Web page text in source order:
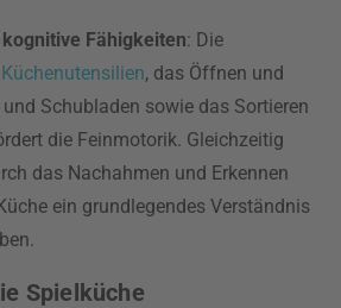
Fähigkeiten: Die
Küchenutensilien, das Öffnen und
Schubladen sowie das Sortieren
die Feinmotorik. Gleichzeitig
das Nachahmen und Erkennen
ein grundlegendes Verständnis
Spielküche